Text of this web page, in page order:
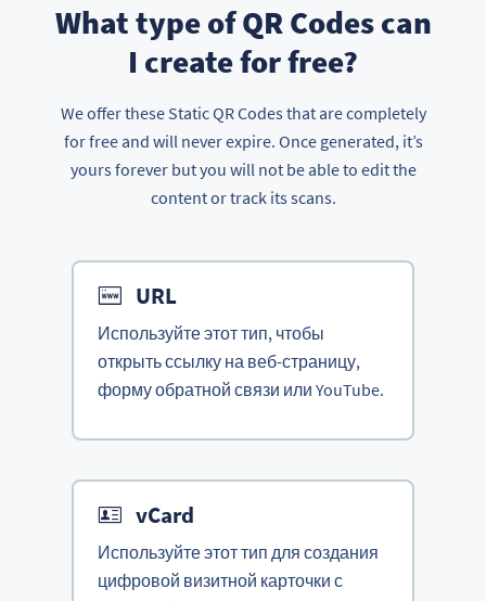
What type of QR Codes can
I create for free?
We offer these Static QR Codes that are completely
for free and will never expire. Once generated, it’s
yours forever but you will not be able to edit the
content or track its scans.
URL
Используйте этот тип, чтобы
открыть ссылку на веб-страницу,
форму обратной связи или YouTube.
vCard
Используйте этот тип для создания
цифровой визитной карточки с